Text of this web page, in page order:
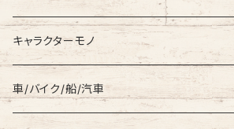
キャラクターモノ
車/バイク/船/汽車